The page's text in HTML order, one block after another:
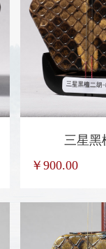
三星黑
￥900.00